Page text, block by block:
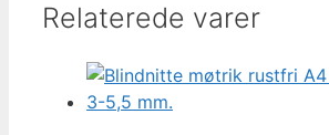
Relaterede varer